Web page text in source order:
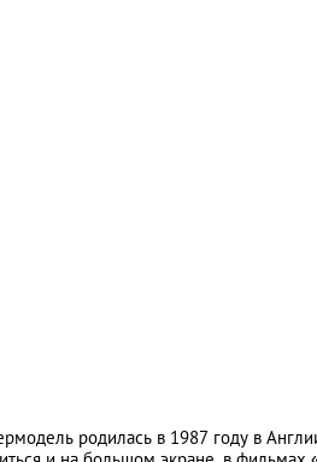
родилась в 1987 году в